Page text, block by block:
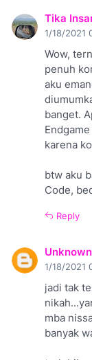
Tika
1/18/2021
Wow,
penuh
aku
banget.
karena
btw aku
Code,
Reply
Unknown
1/18/2021
jadi tak
mba
banyak